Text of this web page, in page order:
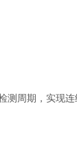
测周期，实现